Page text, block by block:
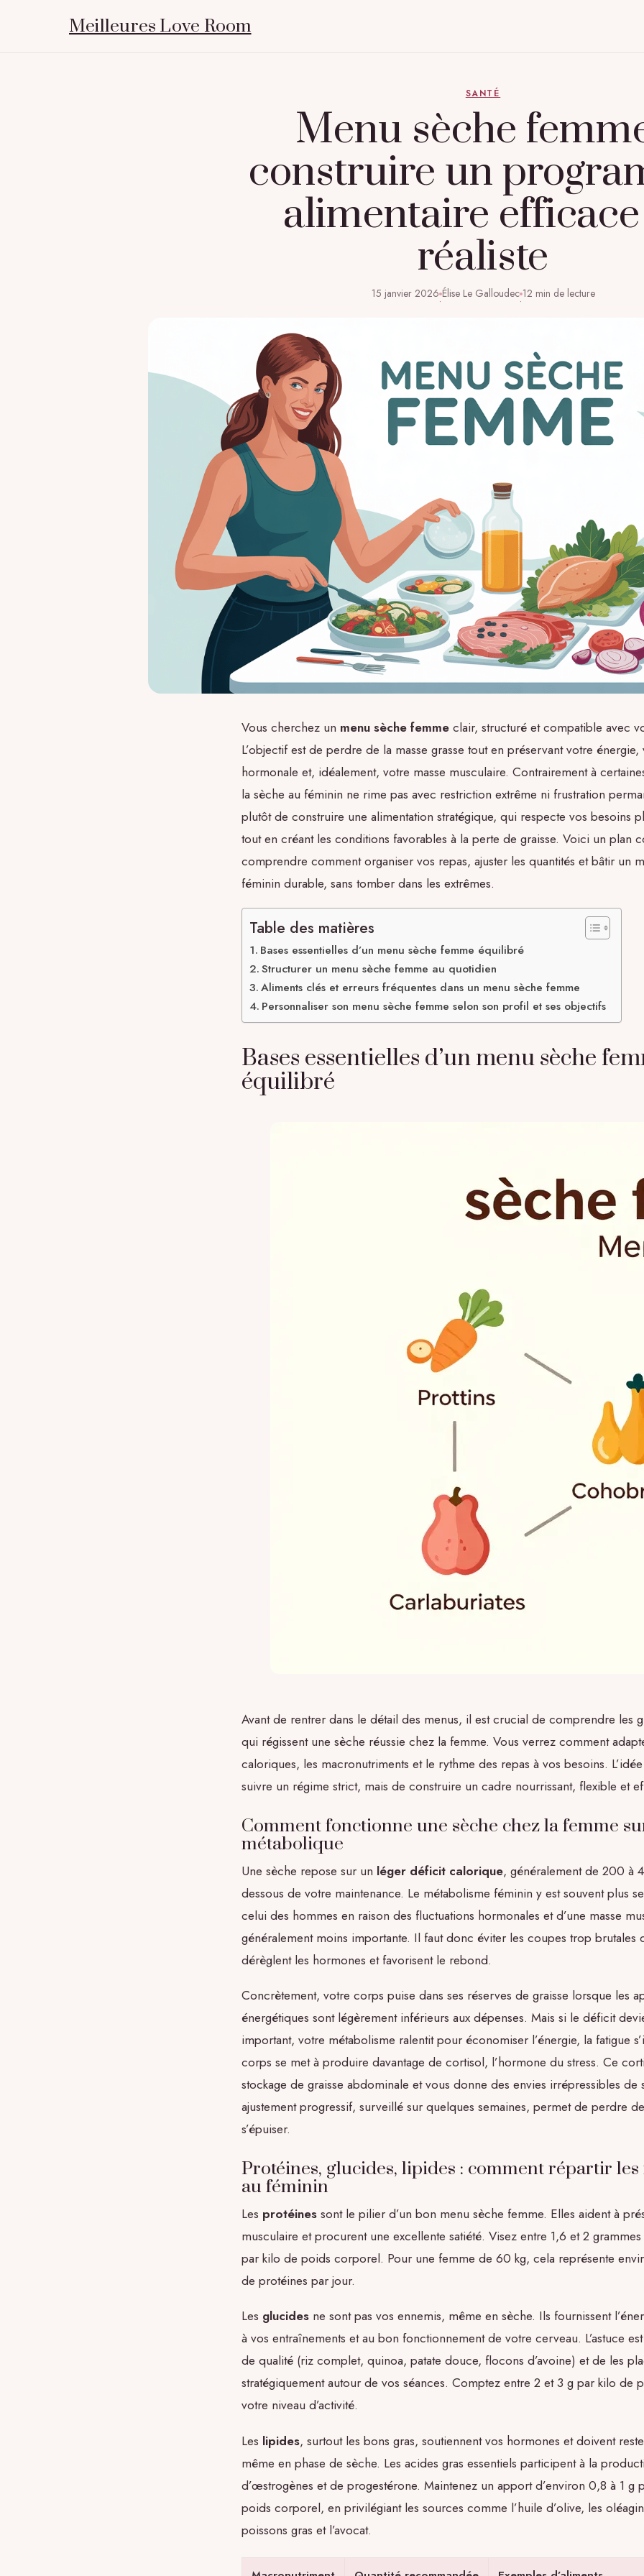
Meilleures Love Room
SANTÉ
Menu sèche
construire un
alimentaire
réaliste
15 janvier 2026·Élise Le Galloudec·12 min de lecture
Vous cherchez un menu sèche femme clair, structuré et compatible avec
L’objectif est de perdre de la masse grasse tout en préservant votre énergie,
hormonale et, idéalement, votre masse musculaire. Contrairement à
la sèche au féminin ne rime pas avec restriction extrême ni frustration
plutôt de construire une alimentation stratégique, qui respecte vos besoins
tout en créant les conditions favorables à la perte de graisse. Voici un plan
comprendre comment organiser vos repas, ajuster les quantités et bâtir un
féminin durable, sans tomber dans les extrêmes.
Table des matières
Bases essentielles d’un menu sèche femme équilibré
Structurer un menu sèche femme au quotidien
Aliments clés et erreurs fréquentes dans un menu sèche femme
Personnaliser son menu sèche femme selon son profil et ses objectifs
Bases essentielles d’un menu sèche
équilibré
Avant de rentrer dans le détail des menus, il est crucial de comprendre les
qui régissent une sèche réussie chez la femme. Vous verrez comment
caloriques, les macronutriments et le rythme des repas à vos besoins. L’idée
suivre un régime strict, mais de construire un cadre nourrissant, flexible et
Comment fonctionne une sèche chez la femme
métabolique
Une sèche repose sur un léger déficit calorique, généralement de 200 à
dessous de votre maintenance. Le métabolisme féminin y est souvent plus
celui des hommes en raison des fluctuations hormonales et d’une masse
généralement moins importante. Il faut donc éviter les coupes trop brutales
dérèglent les hormones et favorisent le rebond.
Concrètement, votre corps puise dans ses réserves de graisse lorsque les
énergétiques sont légèrement inférieurs aux dépenses. Mais si le déficit
important, votre métabolisme ralentit pour économiser l’énergie, la fatigue
corps se met à produire davantage de cortisol, l’hormone du stress. Ce
stockage de graisse abdominale et vous donne des envies irrépressibles de
ajustement progressif, surveillé sur quelques semaines, permet de perdre
s’épuiser.
Protéines, glucides, lipides : comment répartir les
au féminin
Les protéines sont le pilier d’un bon menu sèche femme. Elles aident à
musculaire et procurent une excellente satiété. Visez entre 1,6 et 2
par kilo de poids corporel. Pour une femme de 60 kg, cela représente
de protéines par jour.
Les glucides ne sont pas vos ennemis, même en sèche. Ils fournissent
à vos entraînements et au bon fonctionnement de votre cerveau. L’astuce
de qualité (riz complet, quinoa, patate douce, flocons d’avoine) et de les
stratégiquement autour de vos séances. Comptez entre 2 et 3 g par kilo de
votre niveau d’activité.
Les lipides, surtout les bons gras, soutiennent vos hormones et doivent
même en phase de sèche. Les acides gras essentiels participent à la
d’œstrogènes et de progestérone. Maintenez un apport d’environ 0,8 à 1 g
poids corporel, en privilégiant les sources comme l’huile d’olive, les
poissons gras et l’avocat.